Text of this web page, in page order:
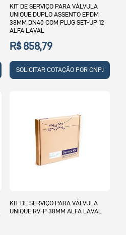
KIT DE SERVIÇO PARA VÁLVULA
UNIQUE DUPLO ASSENTO EPDM
38MM DN40 COM PLUG SET-UP 12
ALFA LAVAL
R$ 858,79
SOLICITAR COTAÇÃO POR CNPJ
KIT DE SERVIÇO PARA VÁLVULA
UNIQUE RV-P 38MM ALFA LAVAL